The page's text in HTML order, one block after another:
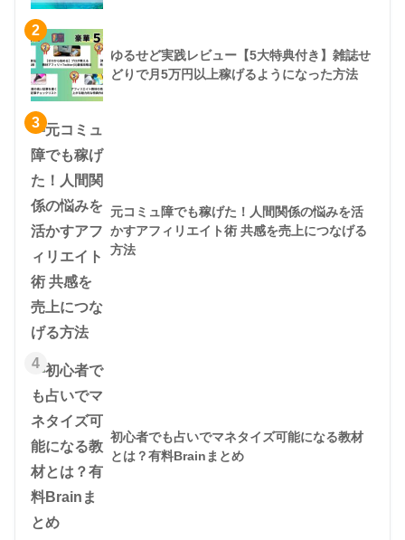
2
ゆるせど実践レビュー【5大特典付き】雑誌せ
どりで月5万円以上稼げるようになった方法
3
元コミュ障でも稼げた！人間関係の悩みを活
かすアフィリエイト術 共感を売上につなげる
方法
4
初心者でも占いでマネタイズ可能になる教材
とは？有料Brainまとめ